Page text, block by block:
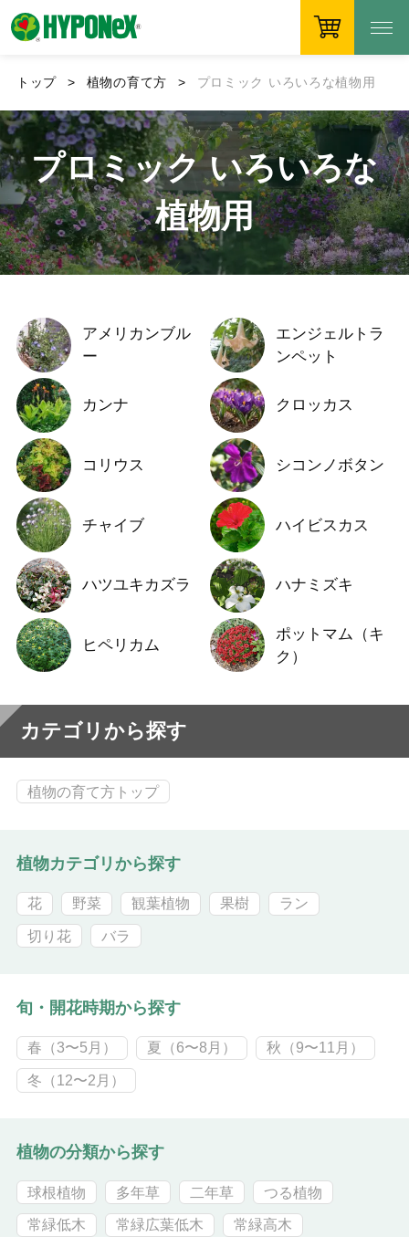
トップ 植物の育て方 プロミック いろいろな植物用
プロミック いろいろな
植物用
アメリカンブル
ー
エンジェルトラ
ンペット
カンナ クロッカス
コリウス シコンノボタン
チャイブ ハイビスカス
ハツユキカズラ ハナミズキ
ヒペリカム
ポットマム（キ
ク）
カテゴリから探す
植物の育て方トップ
植物カテゴリから探す
花 野菜 観葉植物 果樹 ラン
切り花 バラ
旬・開花時期から探す
春（3〜5月） 夏（6〜8月） 秋（9〜11月）
冬（12〜2月）
植物の分類から探す
球根植物 多年草 二年草 つる植物
常緑低木 常緑広葉低木 常緑高木